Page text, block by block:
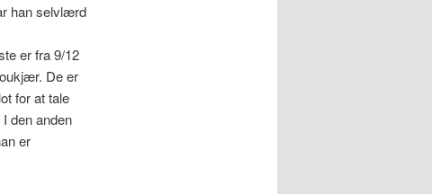
han selvlærd
er fra 9/12
De er
for at tale
den anden
er